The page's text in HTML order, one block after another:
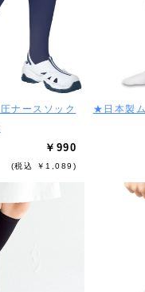
ナースソック
￥990
(税込 ￥1,089)
★日本製